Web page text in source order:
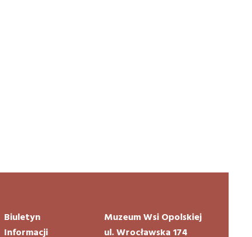
Biuletyn
Informacji
Muzeum Wsi Opolskiej
ul. Wrocławska 174